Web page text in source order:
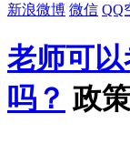
新浪微博 微信 QQ
老师可以
吗？ 政